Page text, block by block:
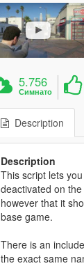
5.756
Симнато
Description
Description
This script lets
deactivated on
however that it
base game.
There is an
the exact same